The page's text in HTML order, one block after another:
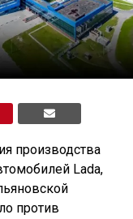
производства
Lada,
против